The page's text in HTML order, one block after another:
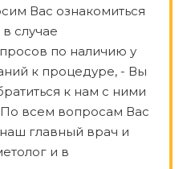
Вас ознакомиться
случае
по наличию у
к процедуре, - Вы
к нам с ними
По всем вопросам Вас
главный врач и
и в